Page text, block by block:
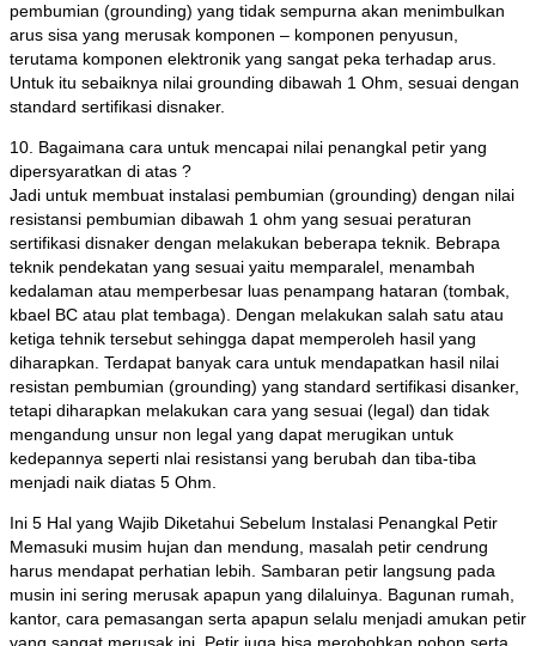
pembumian (grounding) yang tidak sempurna akan menimbulkan
arus sisa yang merusak komponen – komponen penyusun,
terutama komponen elektronik yang sangat peka terhadap arus.
Untuk itu sebaiknya nilai grounding dibawah 1 Ohm, sesuai dengan
standard sertifikasi disnaker.
10. Bagaimana cara untuk mencapai nilai penangkal petir yang
dipersyaratkan di atas ?
Jadi untuk membuat instalasi pembumian (grounding) dengan nilai
resistansi pembumian dibawah 1 ohm yang sesuai peraturan
sertifikasi disnaker dengan melakukan beberapa teknik. Bebrapa
teknik pendekatan yang sesuai yaitu memparalel, menambah
kedalaman atau memperbesar luas penampang hataran (tombak,
kbael BC atau plat tembaga). Dengan melakukan salah satu atau
ketiga tehnik tersebut sehingga dapat memperoleh hasil yang
diharapkan. Terdapat banyak cara untuk mendapatkan hasil nilai
resistan pembumian (grounding) yang standard sertifikasi disanker,
tetapi diharapkan melakukan cara yang sesuai (legal) dan tidak
mengandung unsur non legal yang dapat merugikan untuk
kedepannya seperti nlai resistansi yang berubah dan tiba-tiba
menjadi naik diatas 5 Ohm.
Ini 5 Hal yang Wajib Diketahui Sebelum Instalasi Penangkal Petir
Memasuki musim hujan dan mendung, masalah petir cendrung
harus mendapat perhatian lebih. Sambaran petir langsung pada
musin ini sering merusak apapun yang dilaluinya. Bagunan rumah,
kantor, cara pemasangan serta apapun selalu menjadi amukan petir